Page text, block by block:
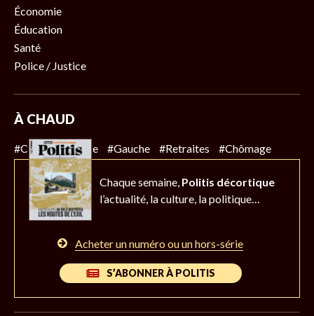
Économie
Éducation
Santé
Police / Justice
À CHAUD
#Climat #Police #Gauche #Retraites #Chômage
Chaque semaine, Politis décortique
l’actualité, la culture, la politique…
Acheter un numéro ou un hors-série
S’ABONNER À POLITIS